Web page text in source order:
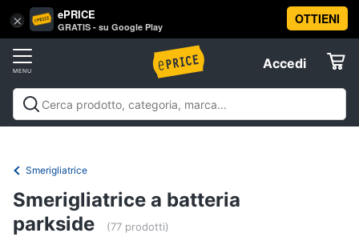
× ePRICE
GRATIS - su Google Play
OTTIENI
Accedi
Accedi
Registrati
Offerte
Informatica
Telefonia
Vai
al
Brico
Giardinaggio
elettrici
e
manuali
Trapani
giardinaggio
SeminaSicurezza e automazione casa
Smerigliatrice
Smerigliatrice a batteria
parkside
(77 prodotti)